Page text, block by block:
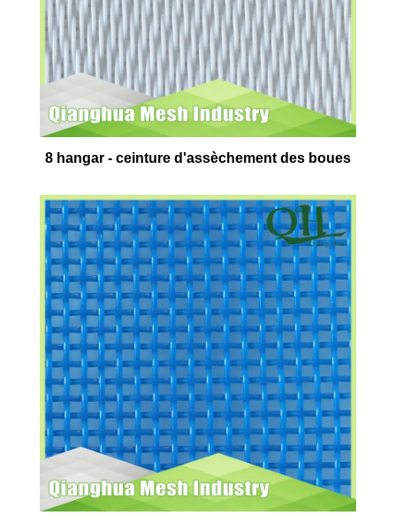
8 hangar - ceinture d'assèchement des boues